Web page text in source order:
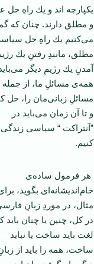
یكپارچه اند و یك راهِ حل
و مطلق دارند. چنان كه
می‌كنیم یك راهِ حل
مطلق، مانندِ رفتنِ یك
آمدنِ یك رژیمِ دیگر
همه‌ی مسائلِ ما، از جمله
مسائلِ زبانی‌مان را، حل
و تا آن زمان می‌باید در
”آنتراكت “ سیاسی زندگی
كنیم.
هر فرمول ساده‌ی
خام‌اندیشانه‌ای بگوید،
مثال، در موردِ زبانِ
در كل، چنین یا چنان باید
لغت باید ساخت یا نباید
ساخت، همه را باید از